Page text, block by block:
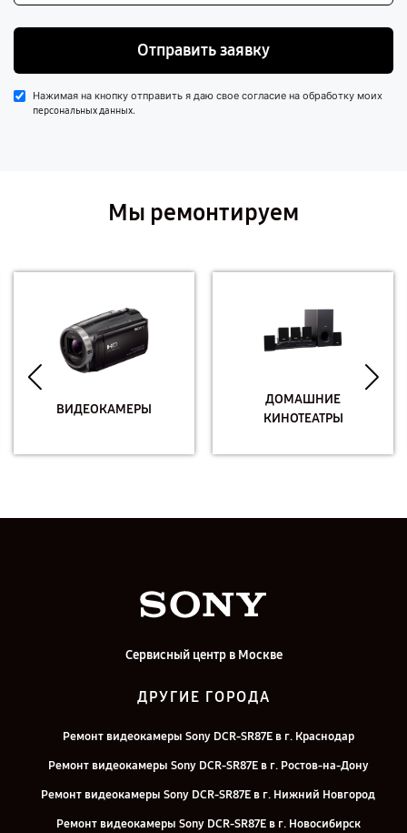
Отправить заявку
Нажимая на кнопку отправить я даю свое согласие на обработку моих
персональных данных.
Мы ремонтируем
ВИДЕОКАМЕРЫ
ДОМАШНИЕ
КИНОТЕАТРЫ
Сервисный центр в Москве
ДРУГИЕ ГОРОДА
Ремонт видеокамеры Sony DCR-SR87E в г. Краснодар
Ремонт видеокамеры Sony DCR-SR87E в г. Ростов-на-Дону
Ремонт видеокамеры Sony DCR-SR87E в г. Нижний Новгород
Ремонт видеокамеры Sony DCR-SR87E в г. Новосибирск